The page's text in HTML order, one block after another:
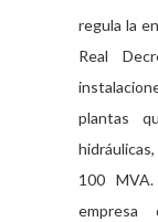
regula la
Real
plantas
100
empresa